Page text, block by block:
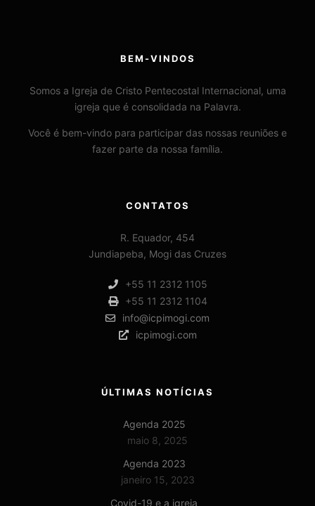
BEM-VINDOS
Somos a Igreja de Cristo Pentecostal Internacional, uma
igreja que é consolidada na Palavra.
Você é bem-vindo para participar das nossas reuniões e
fazer parte da nossa família.
CONTATOS
R. Equador, 454
Jundiapeba, Mogi das Cruzes
+55 11 2312 1105
+55 11 2312 1104
info@icpimogi.com
icpimogi.com
ÚLTIMAS NOTÍCIAS
Agenda 2025
maio 8, 2025
Agenda 2023
janeiro 15, 2023
Covid-19 e a igreja